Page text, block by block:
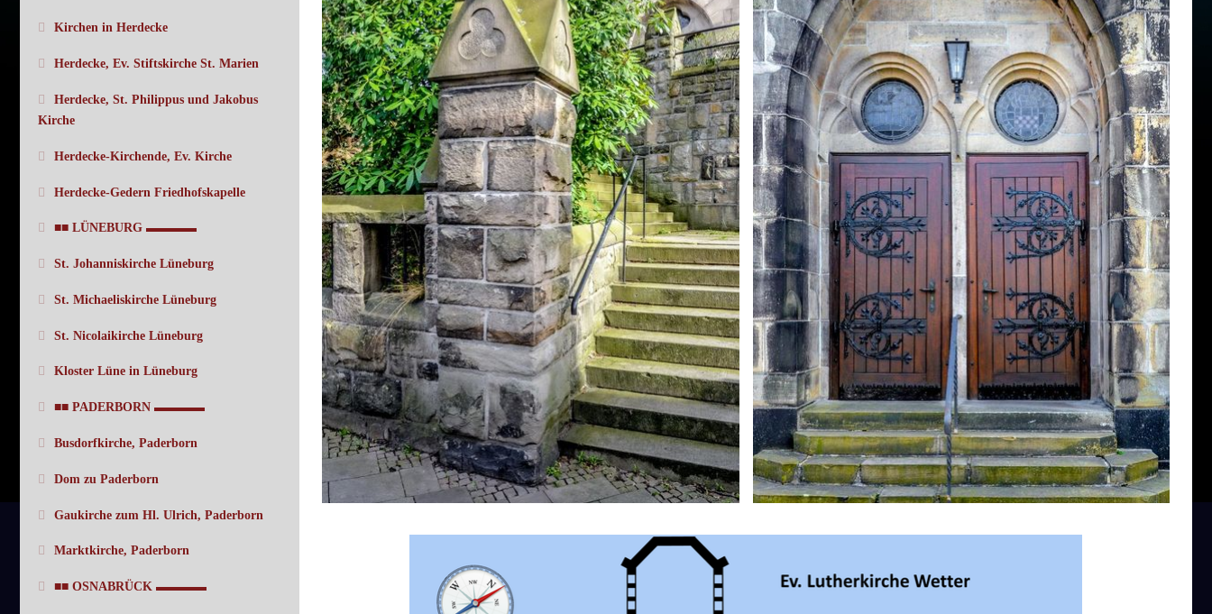
Kirchen in Herdecke
Herdecke, Ev. Stiftskirche St. Marien
Herdecke, St. Philippus und Jakobus
Kirche
Herdecke-Kirchende, Ev. Kirche
Herdecke-Gedern Friedhofskapelle
■■ LÜNEBURG ▬▬▬▬
St. Johanniskirche Lüneburg
St. Michaeliskirche Lüneburg
St. Nicolaikirche Lüneburg
Kloster Lüne in Lüneburg
■■ PADERBORN ▬▬▬▬
Busdorfkirche, Paderborn
Dom zu Paderborn
Gaukirche zum Hl. Ulrich, Paderborn
Marktkirche, Paderborn
■■ OSNABRÜCK ▬▬▬▬